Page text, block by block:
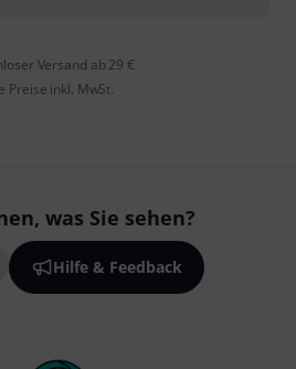
Versand ab 29 €
Preise inkl. MwSt.
was Sie sehen?
Hilfe & Feedback